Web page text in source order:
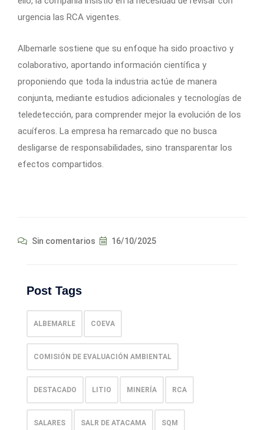
urgencia las RCA vigentes.
Albemarle sostiene que su enfoque ha sido proactivo y
colaborativo, aportando información científica y
proponiendo que toda la industria actúe de manera
conjunta, mediante estudios adicionales y tecnologías de
teledetección, para comprender mejor la evolución de los
acuíferos. La empresa ha remarcado que no busca
desligarse de responsabilidades, sino transparentar los
efectos compartidos.
Sin comentarios 16/10/2025
Post Tags
ALBEMARLE COEVA
COMISIÓN DE EVALUACIÓN AMBIENTAL
DESTACADO LITIO MINERÍA RCA
SALARES SALR DE ATACAMA SQM